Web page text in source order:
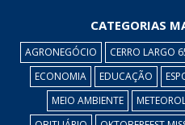
CATEGORIAS
AGRONEGÓCIO CERRO LARGO
ECONOMIA
EDUCAÇÃO
MEIO AMBIENTE